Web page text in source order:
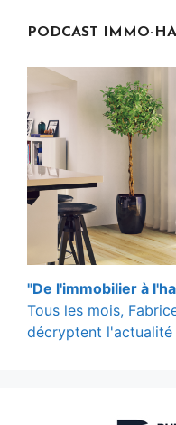
PODCAST IMMO-
"De l'immobilier à
Tous les mois,
décryptent l'actualité